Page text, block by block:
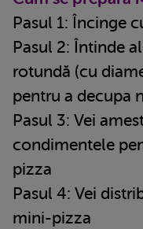
Pasul 1: Încinge
Pasul 2: Întinde
rotundă (cu
pentru a decupa
Pasul 3: Vei
condimentele
pizza
Pasul 4: Vei
mini-pizza